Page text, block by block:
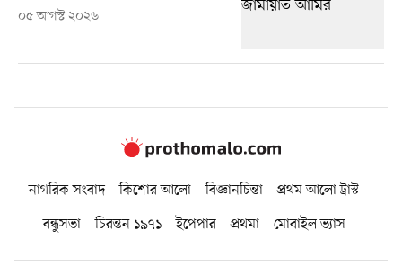
০৫ আগস্ট ২০২৬
নাগরিক সংবাদ কিশোর আলো বিজ্ঞানচিন্তা
প্রথম আলো ট্রাস্ট
বন্ধুসভা
চিরন্তন ১৯৭১ ইপেপার প্রথমা মোবাইল ভ্যাস